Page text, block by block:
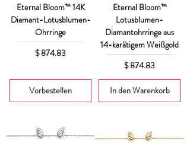
Eternal Bloom™ 14K
Diamant-Lotusblumen-
Ohrringe
Preis
$ 874.83
Vorbestellen
Eternal Bloom™
Lotusblumen-
Diamantohrringe aus
14-karätigem Weißgold
Preis
$ 874.83
In den Warenkorb